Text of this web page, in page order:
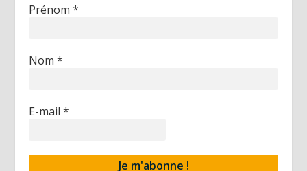
Prénom*
Nom*
E-mail*